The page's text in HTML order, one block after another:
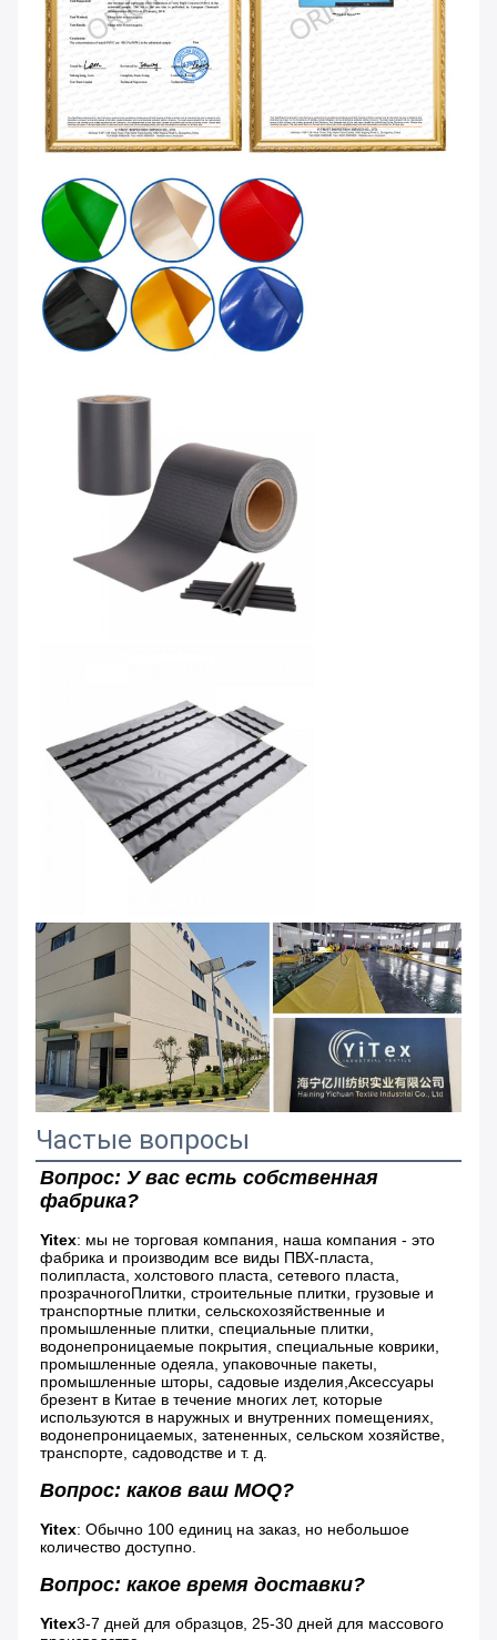
Частые вопросы
Вопрос: У вас есть собственная
фабрика?
Yitex: мы не торговая компания, наша компания - это
фабрика и производим все виды ПВХ-пласта,
полипласта, холстового пласта, сетевого пласта,
прозрачногоПлитки, строительные плитки, грузовые и
транспортные плитки, сельскохозяйственные и
промышленные плитки, специальные плитки,
водонепроницаемые покрытия, специальные коврики,
промышленные одеяла, упаковочные пакеты,
промышленные шторы, садовые изделия,Аксессуары
брезент в Китае в течение многих лет, которые
используются в наружных и внутренних помещениях,
водонепроницаемых, затененных, сельском хозяйстве,
транспорте, садоводстве и т. д.
Вопрос: каков ваш MOQ?
Yitex: Обычно 100 единиц на заказ, но небольшое
количество доступно.
Вопрос: какое время доставки?
Yitex3-7 дней для образцов, 25-30 дней для массового